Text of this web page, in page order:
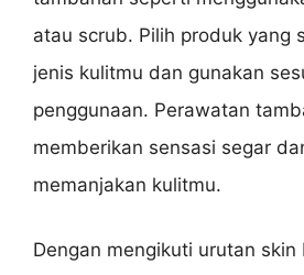
atau scrub. Pilih produk yang
jenis kulitmu dan gunakan
penggunaan. Perawatan
memberikan sensasi segar
memanjakan kulitmu.
Dengan mengikuti urutan skin